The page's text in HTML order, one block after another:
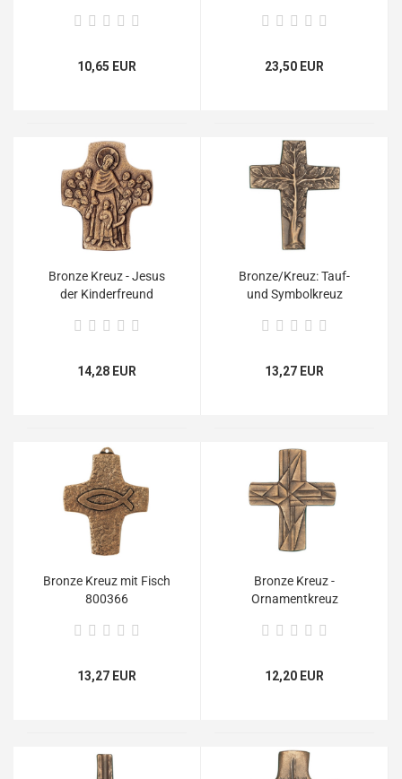
10,65 EUR 23,50 EUR
Bronze Kreuz - Jesus
der Kinderfreund
14,28 EUR
Bronze/Kreuz: Tauf-
und Symbolkreuz
13,27 EUR
Bronze Kreuz mit Fisch
800366
13,27 EUR
Bronze Kreuz -
Ornamentkreuz
12,20 EUR